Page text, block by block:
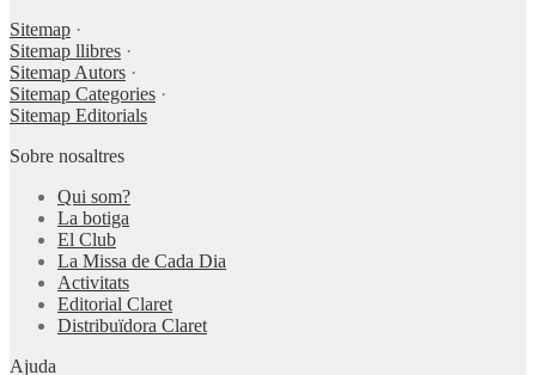
Sitemap ·
Sitemap llibres ·
Sitemap Autors ·
Sitemap Categories ·
Sitemap Editorials
Sobre nosaltres
Qui som?
La botiga
El Club
La Missa de Cada Dia
Activitats
Editorial Claret
Distribuïdora Claret
Ajuda